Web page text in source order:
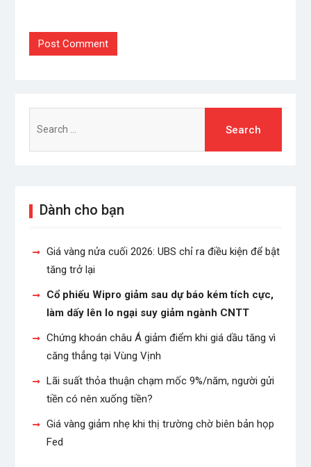
for:
Dành cho bạn
Giá vàng nửa cuối 2026: UBS chỉ ra điều kiện để bật
tăng trở lại
Cổ phiếu Wipro giảm sau dự báo kém tích cực,
làm dấy lên lo ngại suy giảm ngành CNTT
Chứng khoán châu Á giảm điểm khi giá dầu tăng vì
căng thẳng tại Vùng Vịnh
Lãi suất thỏa thuận chạm mốc 9%/năm, người gửi
tiền có nên xuống tiền?
Giá vàng giảm nhẹ khi thị trường chờ biên bản họp
Fed